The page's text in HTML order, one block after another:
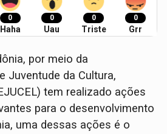
0
Haha
0
Uau
0
Triste
0
Grr
por meio da
Juventude da Cultura,
tem realizado ações
para o desenvolvimento
uma dessas ações é o